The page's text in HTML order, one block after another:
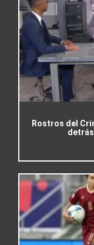
Rostros del